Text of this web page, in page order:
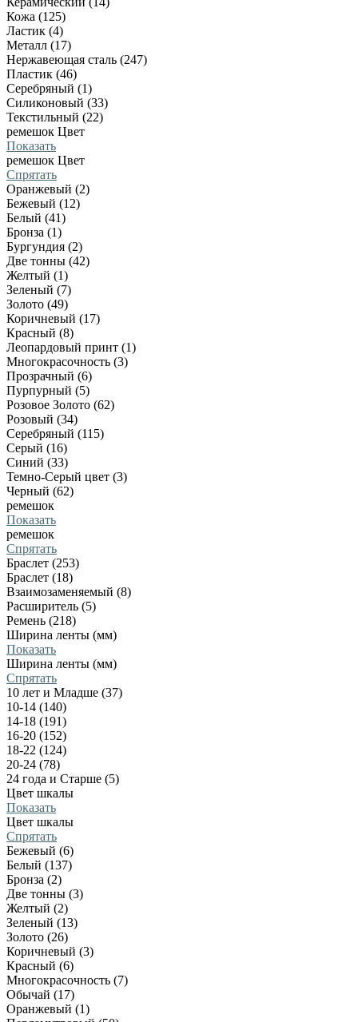
Кожа (125)
Ластик (4)
Металл (17)
Нержавеющая сталь (247)
Пластик (46)
Серебряный (1)
Силиконовый (33)
Текстильный (22)
ремешок Цвет
Показать
ремешок Цвет
Спрятать
Oранжевый (2)
Бежевый (12)
Белый (41)
Бронза (1)
Бургундия (2)
Две тонны (42)
Желтый (1)
Зеленый (7)
Золото (49)
Коричневый (17)
Красный (8)
Леопардовый принт (1)
Многокрасочность (3)
Прозрачный (6)
Пурпурный (5)
Розовое Золото (62)
Розовый (34)
Серебряный (115)
Серый (16)
Синий (33)
Темно-Серый цвет (3)
Черный (62)
ремешок
Показать
ремешок
Спрятать
Браслет (253)
Браслет (18)
Взаимозаменяемый (8)
Расширитель (5)
Ремень (218)
Ширина ленты (мм)
Показать
Ширина ленты (мм)
Спрятать
10 лет и Младше (37)
10-14 (140)
14-18 (191)
16-20 (152)
18-22 (124)
20-24 (78)
24 года и Старше (5)
Цвет шкалы
Показать
Цвет шкалы
Спрятать
Бежевый (6)
Белый (137)
Бронза (2)
Две тонны (3)
Желтый (2)
Зеленый (13)
Золото (26)
Коричневый (3)
Красный (6)
Многокрасочность (7)
Обычай (17)
Оранжевый (1)